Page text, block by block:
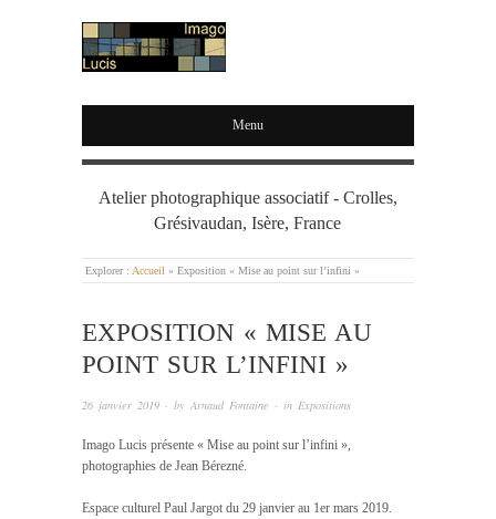
IMAGO LUCIS
Menu
Atelier photographique associatif - Crolles,
Grésivaudan, Isère, France
Explorer : Accueil » Exposition « Mise au point sur l’infini »
EXPOSITION « MISE AU
POINT SUR L’INFINI »
26 janvier 2019 · by Arnaud Fontaine · in Expositions
Imago Lucis présente « Mise au point sur l’infini »,
photographies de Jean Bérezné.
Espace culturel Paul Jargot du 29 janvier au 1er mars 2019.